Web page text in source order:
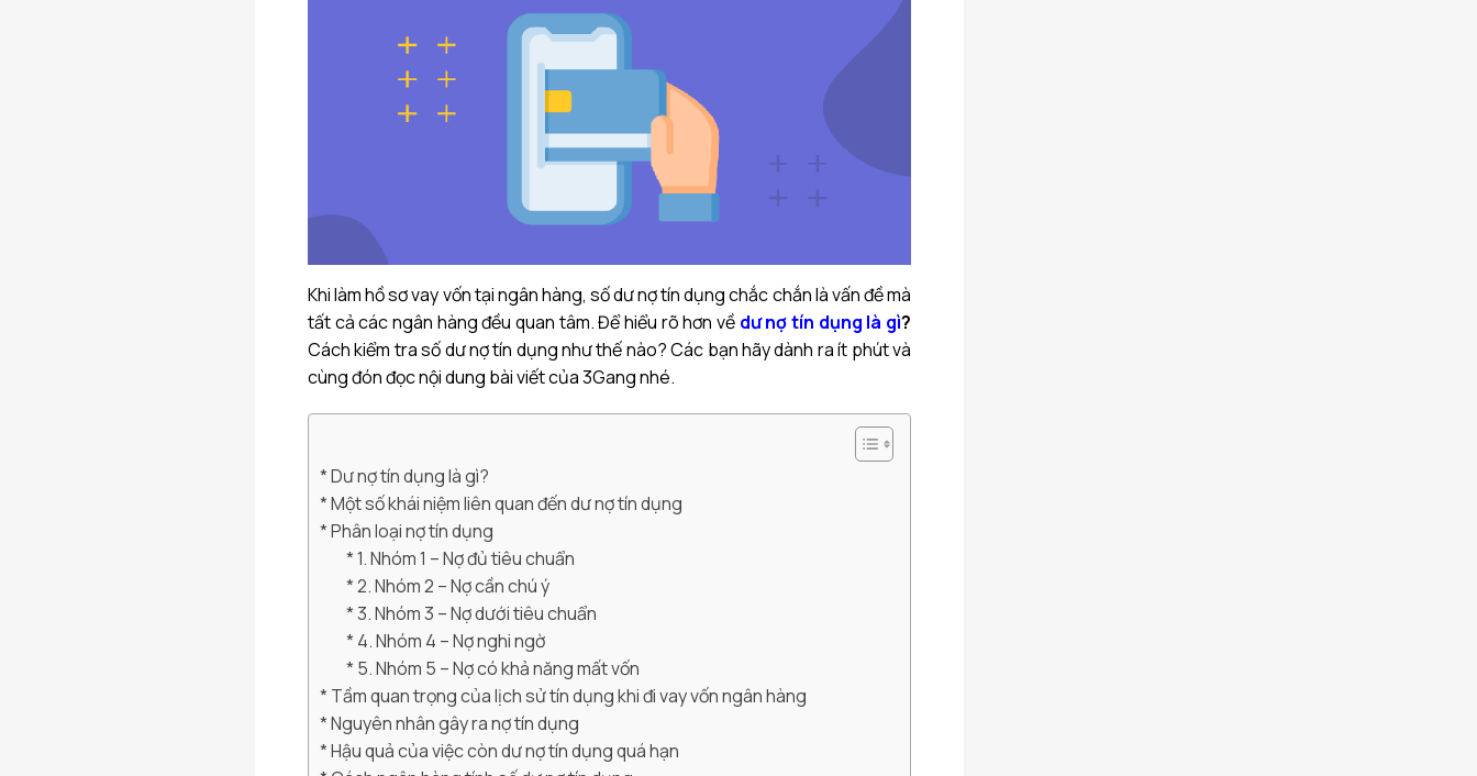
Khi làm hồ sơ vay vốn tại ngân hàng, số dư nợ tín dụng chắc chắn là vấn đề mà
tất cả các ngân hàng đều quan tâm. Để hiểu rõ hơn về dư nợ tín dụng là gì?
Cách kiểm tra số dư nợ tín dụng như thế nào? Các bạn hãy dành ra ít phút và
cùng đón đọc nội dung bài viết của 3Gang nhé.
Dư nợ tín dụng là gì?
Một số khái niệm liên quan đến dư nợ tín dụng
Phân loại nợ tín dụng
1. Nhóm 1 – Nợ đủ tiêu chuẩn
2. Nhóm 2 – Nợ cần chú ý
3. Nhóm 3 – Nợ dưới tiêu chuẩn
4. Nhóm 4 – Nợ nghi ngờ
5. Nhóm 5 – Nợ có khả năng mất vốn
Tầm quan trọng của lịch sử tín dụng khi đi vay vốn ngân hàng
Nguyên nhân gây ra nợ tín dụng
Hậu quả của việc còn dư nợ tín dụng quá hạn